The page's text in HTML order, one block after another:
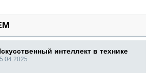
интеллект в технике